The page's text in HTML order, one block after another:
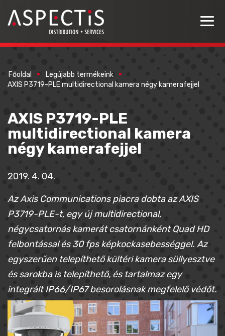
Főoldal
Legújabb termékeink
AXIS P3719-PLE multidirectional kamera négy kamerafejjel
AXIS P3719-PLE
multidirectional kamera
négy kamerafejjel
2019. 4. 04.
Az Axis Communications piacra dobta az AXIS
P3719-PLE-t, egy új multidirectional,
négycsatornás kamerát csatornánként Quad HD
felbontással és 30 fps képkockasebességgel. Az
egyszerűen telepíthető kültéri kamera süllyesztve
és sarokba is telepíthető, és tartalmaz egy
integrált IP66/IP67 besorolásnak megfelelő védőt.